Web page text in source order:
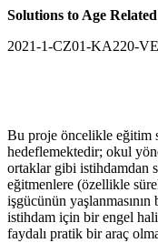
Solutions to Age
2021-1-CZ01-KA220-
Bu proje öncelikle eğitim
hedeflemektedir; okul
ortaklar gibi istihdamdan
eğitmenlere (özellikle
işgücünün
istihdam için bir engel
faydalı pratik bir araç